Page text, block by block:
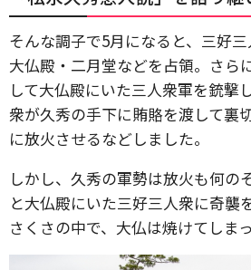
そんな調子で5月になると、三好
大仏殿・二月堂などを占領。さら
して大仏殿にいた三人衆軍を銃撃
衆が久秀の手下に賄賂を渡して裏
に放火させるなどしました。
しかし、久秀の軍勢は放火も何の
と大仏殿にいた三好三人衆に奇襲
さくさの中で、大仏は焼けてしま